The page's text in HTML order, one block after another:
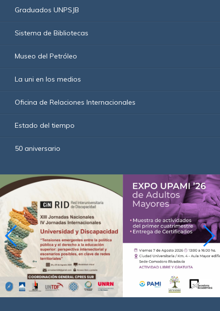
Graduados UNPSJB
Sistema de Bibliotecas
Museo del Petróleo
La uni en los medios
Oficina de Relaciones Internacionales
Estado del tiempo
50 aniversario